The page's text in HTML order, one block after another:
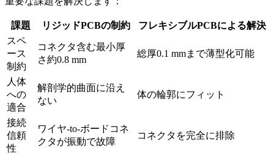
課題 リジッドPCBの制約
フレキシブルPCBによる解決
スペ
ース
制約
コネクタ含む最小厚
さ約0.8 mm
総厚0.1 mmまで薄型化可能
人体
への
適合
解剖学的曲面に沿え
ない
体の輪郭にフィット
接続
信頼
性
ワイヤ-to-ボードコネ
クタが振動で故障
コネクタを完全に排除